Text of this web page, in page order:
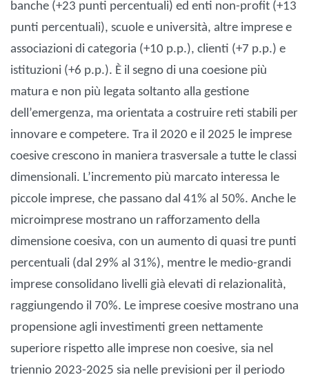
banche (+23 punti percentuali) ed enti non-profit (+13
punti percentuali), scuole e università, altre imprese e
associazioni di categoria (+10 p.p.), clienti (+7 p.p.) e
istituzioni (+6 p.p.). È il segno di una coesione più
matura e non più legata soltanto alla gestione
dell’emergenza, ma orientata a costruire reti stabili per
innovare e competere. Tra il 2020 e il 2025 le imprese
coesive crescono in maniera trasversale a tutte le classi
dimensionali. L’incremento più marcato interessa le
piccole imprese, che passano dal 41% al 50%. Anche le
microimprese mostrano un rafforzamento della
dimensione coesiva, con un aumento di quasi tre punti
percentuali (dal 29% al 31%), mentre le medio-grandi
imprese consolidano livelli già elevati di relazionalità,
raggiungendo il 70%. Le imprese coesive mostrano una
propensione agli investimenti green nettamente
superiore rispetto alle imprese non coesive, sia nel
triennio 2023-2025 sia nelle previsioni per il periodo